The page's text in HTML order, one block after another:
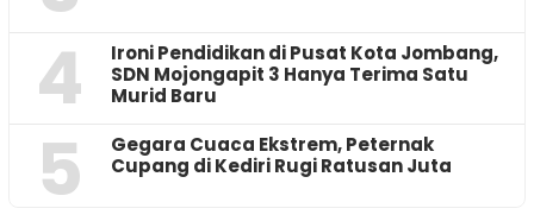
4
Ironi Pendidikan di Pusat Kota Jombang,
SDN Mojongapit 3 Hanya Terima Satu
Murid Baru
5
‎Gegara Cuaca Ekstrem, Peternak
Cupang di Kediri Rugi Ratusan Juta